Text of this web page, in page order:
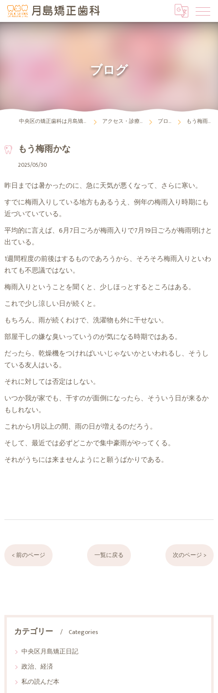
ブログ
中央区の矯正歯科は月島矯正歯科 アクセス・診療時間 ブログ もう梅雨かな
もう梅雨かな
2025/05/30
昨日までは暑かったのに、急に天気が悪くなって、さらに寒い。
すでに梅雨入りしている地方もあるうえ、例年の梅雨入り時期にも
近づいていている。
平均的に言えば、6月7日ごろが梅雨入りで7月19日ごろが梅雨明けと
出ている。
1週間程度の前後はするものであろうから、そろそろ梅雨入りといわ
れても不思議ではない。
梅雨入りということを聞くと、少しほっとするところはある。
これで少し涼しい日が続くと。
もちろん、雨が続くわけで、洗濯物も外に干せない。
部屋干しの嫌な臭いっていうのが気になる時期ではある。
だったら、乾燥機をつければいいじゃないかといわれるし、そうし
ている友人はいる。
それに対しては否定はしない。
いつか我が家でも、干すのが面倒になったら、そういう日が来るか
もしれない。
これから1月以上の間、雨の日が増えるのだろう。
そして、最近では必ずどこかで集中豪雨がやってくる。
それがうちには来ませんようにと願うばかりである。
< 前のページ 一覧に戻る 次のページ >
カテゴリー
Categories
中央区月島矯正日記
政治、経済
私の読んだ本